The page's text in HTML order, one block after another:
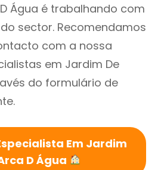
Água é trabalhando com
sector. Recomendamos
com a nossa
em Jardim De
do formulário de
Em Jardim
D Água